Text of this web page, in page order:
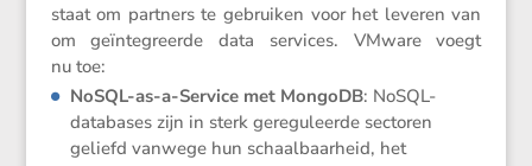
staat om partners te gebruiken voor het leveren van
om geïnte­greerde data services. VMware voegt
nu toe:
NoSQL-as-a-Service met MongoDB: NoSQL-
databases zijn in sterk geregu­leerde sectoren
geliefd vanwege hun schaal­baar­heid, het